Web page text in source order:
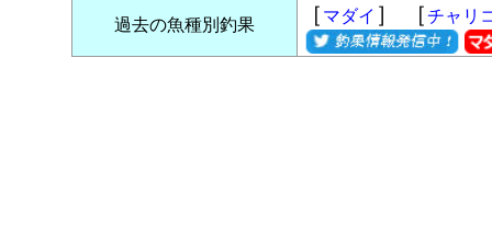
過去の魚種別釣果 ［ マダイ ］ ［チャリ